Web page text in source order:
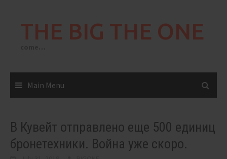
THE BIG THE ONE
Main Menu
В Кувейт отправлено еще 500 единиц
бронетехники. Война уже скоро.